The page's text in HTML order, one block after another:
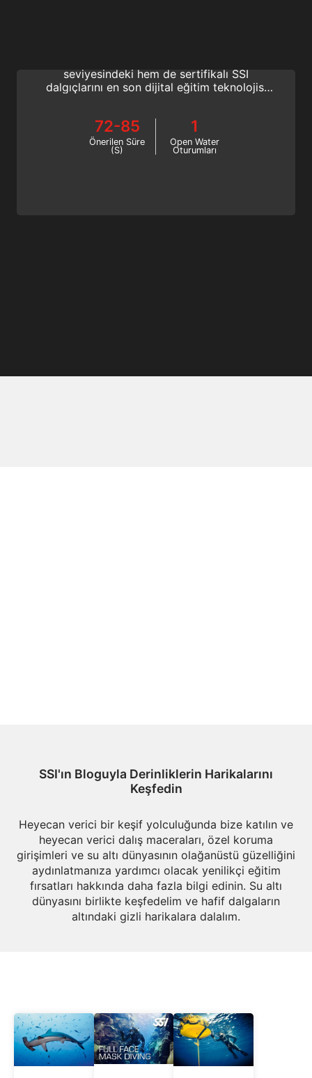
seviyesindeki hem de sertifikalı SSI
dalgıçlarını en son dijital eğitim teknolojisi
72-85
Önerilen Süre
(S)
1
Open Water
Oturumları
SSI'ın Bloguyla Derinliklerin Harikalarını
Keşfedin
Heyecan verici bir keşif yolculuğunda bize katılın ve
heyecan verici dalış maceraları, özel koruma
girişimleri ve su altı dünyasının olağanüstü güzelliğini
aydınlatmanıza yardımcı olacak yenilikçi eğitim
fırsatları hakkında daha fazla bilgi edinin. Su altı
dünyasını birlikte keşfedelim ve hafif dalgaların
altındaki gizli harikalara dalalım.